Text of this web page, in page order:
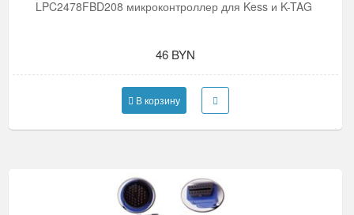
LPC2478FBD208 микроконтроллер для Kess и K-TAG
46 BYN
В корзину